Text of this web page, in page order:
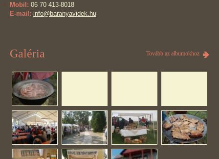
Mobil: 06 70 413-8018
E-mail: info@baranyavidek.hu
Galéria Tovább az albumokhoz